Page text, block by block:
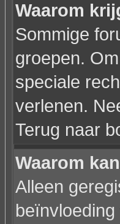
Waarom
Sommige
groepen.
speciale
verlenen.
Terug naar
Waarom
Alleen